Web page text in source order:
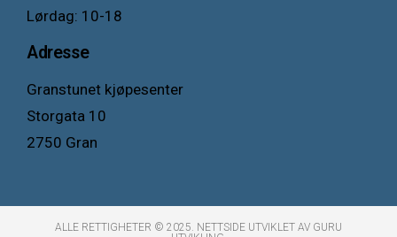
Lørdag: 10-18
Adresse
Granstunet kjøpesenter
Storgata 10
2750 Gran
ALLE RETTIGHETER © 2025. NETTSIDE UTVIKLET AV GURU